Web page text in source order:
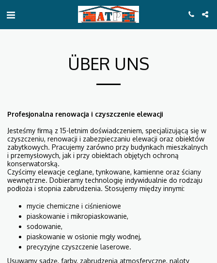
ÜBER UNS
Profesjonalna renowacja i czyszczenie elewacji
Jesteśmy firmą z 15-letnim doświadczeniem, specjalizującą się w
czyszczeniu, renowacji i zabezpieczaniu elewacji oraz obiektów
zabytkowych. Pracujemy zarówno przy budynkach mieszkalnych
i przemysłowych, jak i przy obiektach objętych ochroną
konserwatorską.
Czyścimy elewacje ceglane, tynkowane, kamienne oraz ściany
wewnętrzne. Dobieramy technologię indywidualnie do rodzaju
podłoża i stopnia zabrudzenia. Stosujemy między innymi:
mycie chemiczne i ciśnieniowe
piaskowanie i mikropiaskowanie,
sodowanie,
piaskowanie w osłonie mgły wodnej,
precyzyjne czyszczenie laserowe.
Usuwamy sadzę, farby, zabrudzenia atmosferyczne, naloty